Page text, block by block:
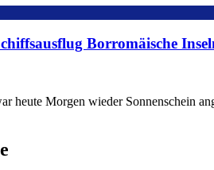
Borromäische
heute Morgen wieder Sonnenschein